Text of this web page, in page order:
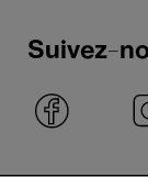
Suivez-